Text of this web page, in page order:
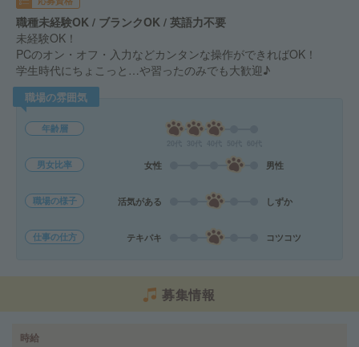
職種未経験OK / ブランクOK / 英語力不要
未経験OK！
PCのオン・オフ・入力などカンタンな操作ができればOK！
学生時代にちょこっと…や習ったのみでも大歓迎♪
職場の雰囲気
年齢層
男女比率 女性 男性
職場の様子 活気がある しずか
仕事の仕方 テキパキ コツコツ
募集情報
時給